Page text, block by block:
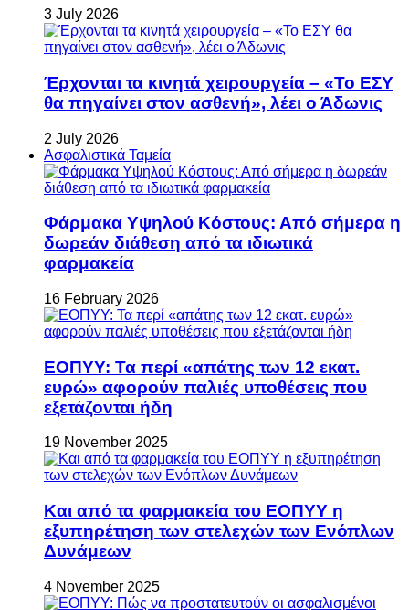
3 July 2026
Έρχονται τα κινητά χειρουργεία – «Το ΕΣΥ
θα πηγαίνει στον ασθενή», λέει ο Άδωνις
2 July 2026
Ασφαλιστικά Ταμεία
Φάρμακα Υψηλού Κόστους: Από σήμερα η
δωρεάν διάθεση από τα ιδιωτικά
φαρμακεία
16 February 2026
ΕΟΠΥΥ: Τα περί «απάτης των 12 εκατ.
ευρώ» αφορούν παλιές υποθέσεις που
εξετάζονται ήδη
19 November 2025
Και από τα φαρμακεία του ΕΟΠΥΥ η
εξυπηρέτηση των στελεχών των Ενόπλων
Δυνάμεων
4 November 2025